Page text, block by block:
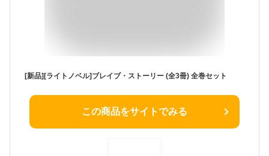
[新品][ライトノベル]ブレイブ・ストーリー (全3冊) 全巻セット
この商品をサイトでみる